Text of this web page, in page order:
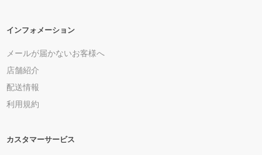
インフォメーション
メールが届かないお客様へ
店舗紹介
配送情報
利用規約
カスタマーサービス